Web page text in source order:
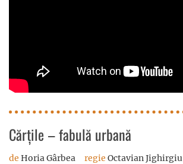
Cărțile – fabulă urbană
de Horia Gârbea regie Octavian Jighirgiu